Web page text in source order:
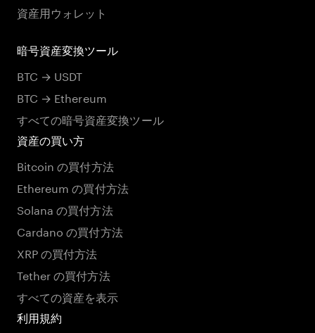
資産用ウォレット
暗号資産変換ツール
BTC → USDT
BTC → Ethereum
すべての暗号資産変換ツール
資産の買い方
Bitcoin の買付方法
Ethereum の買付方法
Solana の買付方法
Cardano の買付方法
XRP の買付方法
Tether の買付方法
すべての資産を表示
利用規約